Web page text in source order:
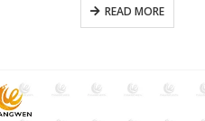
READ MORE